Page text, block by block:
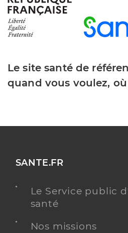
Le site santé de
quand vous voulez,
SANTE.FR
Le Service public
santé
Nos missions